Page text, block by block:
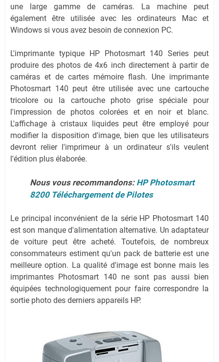
une large gamme de caméras. La machine peut
également être utilisée avec les ordinateurs Mac et
Windows si vous avez besoin de connexion PC.
L'imprimante typique HP Photosmart 140 Series peut
produire des photos de 4x6 inch directement à partir de
caméras et de cartes mémoire flash. Une imprimante
Photosmart 140 peut être utilisée avec une cartouche
tricolore ou la cartouche photo grise spéciale pour
l'impression de photos colorées et en noir et blanc.
L'affichage à cristaux liquides peut être employé pour
modifier la disposition d'image, bien que les utilisateurs
devront relier l'imprimeur à un ordinateur s'ils veulent
l'édition plus élaborée.
Nous vous recommandons: HP Photosmart
8200 Téléchargement de Pilotes
Le principal inconvénient de la série HP Photosmart 140
est son manque d'alimentation alternative. Un adaptateur
de voiture peut être acheté. Toutefois, de nombreux
consommateurs estiment qu'un pack de batterie est une
meilleure option. La qualité d'image est bonne mais les
imprimantes Photosmart 140 ne sont pas aussi bien
équipées technologiquement pour faire correspondre la
sortie photo des derniers appareils HP.